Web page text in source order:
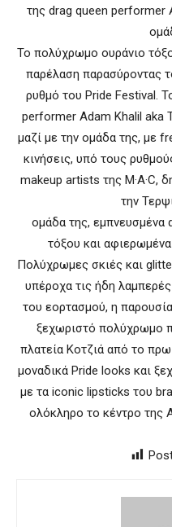
της drag queen performer
Το πολύχρωμο ουράνιο τόξο
παρέλαση παρασύροντας
ρυθμό του Pride Festival.
performer Adam Khalil aka
μαζί με την ομάδα της, με
κινήσεις, υπό τους
makeup artists της M·A·C,
την
ομάδα της, εμπνευσμένα
τόξου και
Πολύχρωμες σκιές και
υπέροχα τις ήδη
του εορτασμού, η
ξεχωριστό πολύχρωμο
πλατεία Κοτζιά από το
μοναδικά Pride looks και
με τα iconic lipsticks του
ολόκληρο το κέντρο της